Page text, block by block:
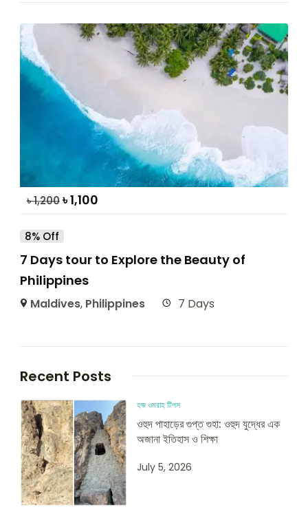
৳1,200৳1,100
8% Off
7 Days tour to Explore the Beauty of
Philippines
Maldives, Philippines 7 Days
Recent Posts
হজ ওমরাহ টিপস
ওহুদ পাহাড়ের গুপ্ত গুহা: ওহুদ যুদ্ধের এক
অজানা ইতিহাস ও শিক্ষা
July 5, 2026